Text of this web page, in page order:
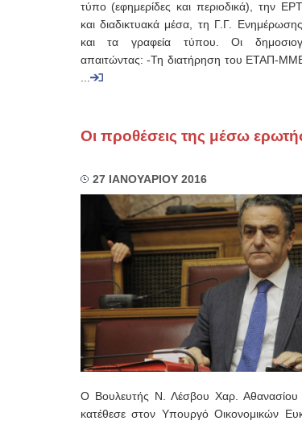
τύπο (εφημερίδες και περιοδικά), την
και διαδικτυακά μέσα, τη Γ.Γ. Ενημέρωσης
και τα γραφεία τύπου. Οι
απαιτώντας: -Τη διατήρηση του ΕΤΑΠ-
...
Οι προθέσεις της μέσω
27 ΙΑΝΟΥΑΡΙΟΥ 2016
Ο Βουλευτής Ν. Λέσβου Χαρ. Αθανασίου
κατέθεσε στον Υπουργό Οικονομικών